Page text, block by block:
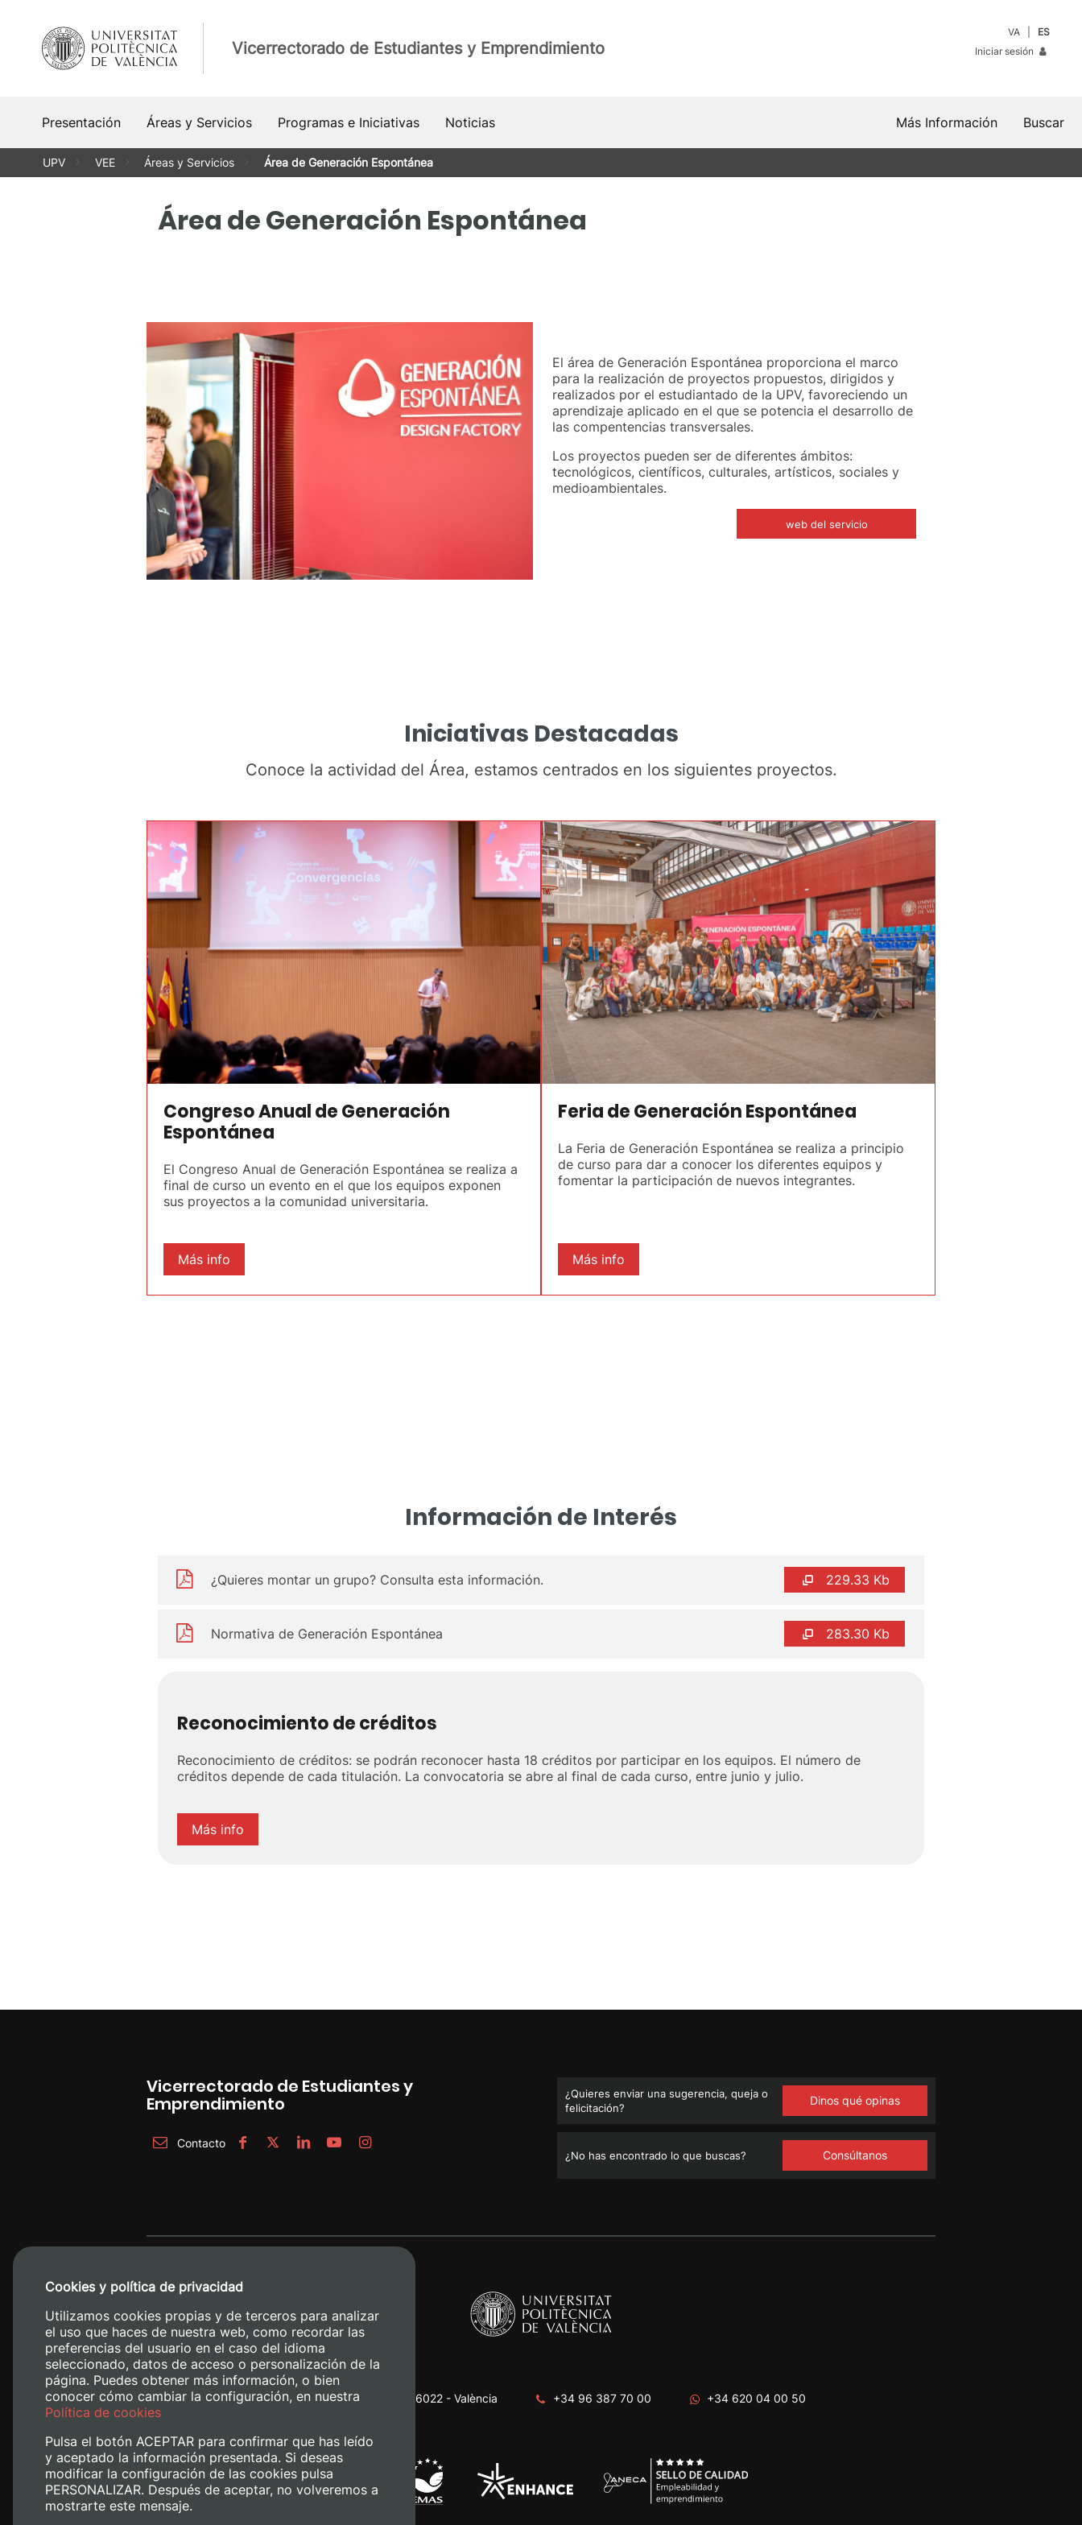
contenido
Vicerrectorado de Estudiantes y Emprendimiento
VA
ES
Iniciar sesión
Presentación Áreas y Servicios Programas e Iniciativas Noticias Buscar
Más Información
UPV VEE Áreas y Servicios Área de Generación Espontánea
Área de Generación Espontánea
El área de Generación Espontánea proporciona el marco
para la realización de proyectos propuestos, dirigidos y
realizados por el estudiantado de la UPV, favoreciendo un
aprendizaje aplicado en el que se potencia el desarrollo de
las compentencias transversales.
Los proyectos pueden ser de diferentes ámbitos:
tecnológicos, científicos, culturales, artísticos, sociales y
medioambientales.
web del servicio
Iniciativas Destacadas
Conoce la actividad del Área, estamos centrados en los siguientes proyectos.
Congreso Anual de Generación
Espontánea
El Congreso Anual de Generación Espontánea se realiza a
final de curso un evento en el que los equipos exponen
sus proyectos a la comunidad universitaria.
Más info
Feria de Generación Espontánea
La Feria de Generación Espontánea se realiza a principio
de curso para dar a conocer los diferentes equipos y
fomentar la participación de nuevos integrantes.
Más info
Información de Interés
229.33 Kb
¿Quieres montar un grupo? Consulta esta información.
283.30 Kb
Normativa de Generación Espontánea
Reconocimiento de créditos
Reconocimiento de créditos: se podrán reconocer hasta 18 créditos por participar en los equipos. El número de
créditos depende de cada titulación. La convocatoria se abre al final de cada curso, entre junio y julio.
Más info
Vicerrectorado de Estudiantes y
Emprendimiento
Contacto
¿Quieres enviar una sugerencia, queja o
felicitación?
Dinos qué opinas
¿No has encontrado lo que buscas? Consúltanos
Camino de Vera, s/n. 46022 - València +34 96 387 70 00 +34 620 04 00 50
Cookies y política de privacidad
Utilizamos cookies propias y de terceros para analizar
el uso que haces de nuestra web, como recordar las
preferencias del usuario en el caso del idioma
seleccionado, datos de acceso o personalización de la
página. Puedes obtener más información, o bien
conocer cómo cambiar la configuración, en nuestra
Política de cookies
Pulsa el botón ACEPTAR para confirmar que has leído
y aceptado la información presentada. Si deseas
modificar la configuración de las cookies pulsa
PERSONALIZAR. Después de aceptar, no volveremos a
mostrarte este mensaje.